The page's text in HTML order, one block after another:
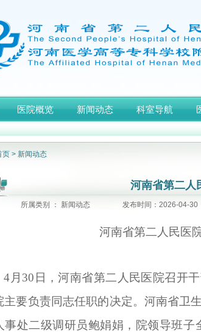
医院概览 新闻动态 科室导航
页 > 新闻动态
河南省第二人
所属类别 ： 新闻动态 发布时间：2026-04-
河南省第二人民医
4月30日，河南省第二人民医院召开
主要负责同志任职的决定。河南省卫
事处二级调研员鲍娟娟，院领导班